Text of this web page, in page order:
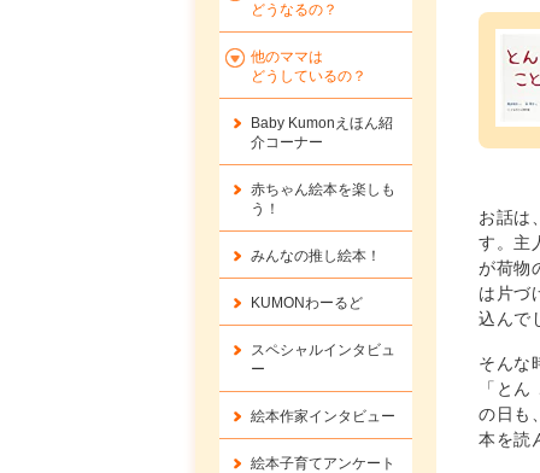
お話は
す。主
が荷物
は片づ
込んで
そんな
「と
の日も
本を読
どうなるの？
他のママは
どうしているの？
Baby Kumonえほん紹
介コーナー
赤ちゃん絵本を楽しも
う！
みんなの推し絵本！
KUMONわーるど
スペシャルインタビュ
ー
絵本作家インタビュー
絵本子育てアンケート